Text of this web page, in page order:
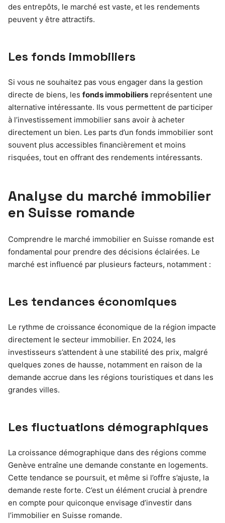
des entrepôts, le marché est vaste, et les rendements
peuvent y être attractifs.
Les fonds immobiliers
Si vous ne souhaitez pas vous engager dans la gestion
directe de biens, les fonds immobiliers représentent une
alternative intéressante. Ils vous permettent de participer
à l’investissement immobilier sans avoir à acheter
directement un bien. Les parts d’un fonds immobilier sont
souvent plus accessibles financièrement et moins
risquées, tout en offrant des rendements intéressants.
Analyse du marché immobilier
en Suisse romande
Comprendre le marché immobilier en Suisse romande est
fondamental pour prendre des décisions éclairées. Le
marché est influencé par plusieurs facteurs, notamment :
Les tendances économiques
Le rythme de croissance économique de la région impacte
directement le secteur immobilier. En 2024, les
investisseurs s’attendent à une stabilité des prix, malgré
quelques zones de hausse, notamment en raison de la
demande accrue dans les régions touristiques et dans les
grandes villes.
Les fluctuations démographiques
La croissance démographique dans des régions comme
Genève entraîne une demande constante en logements.
Cette tendance se poursuit, et même si l’offre s’ajuste, la
demande reste forte. C’est un élément crucial à prendre
en compte pour quiconque envisage d’investir dans
l’immobilier en Suisse romande.